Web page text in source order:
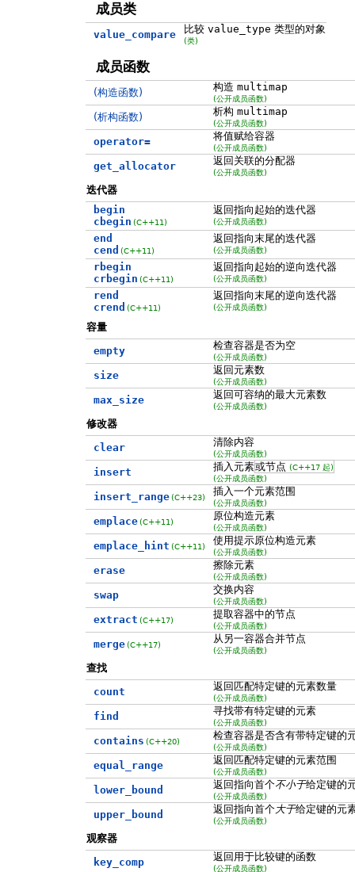
成员类
value_compare 比较 value_type 类型的对象
(类)
成员函数
(构造函数) 构造 multimap
(公开成员函数)
(析构函数) 析构 multimap
(公开成员函数)
operator= 将值赋给容器
(公开成员函数)
get_allocator 返回关联的分配器
(公开成员函数)
迭代器
begin
cbegin (C++11)
返回指向起始的迭代器
(公开成员函数)
end
cend (C++11)
返回指向末尾的迭代器
(公开成员函数)
rbegin
crbegin (C++11)
返回指向起始的逆向迭代器
(公开成员函数)
rend
crend (C++11)
返回指向末尾的逆向迭代器
(公开成员函数)
容量
empty
检查容器是否为空
(公开成员函数)
size 返回元素数
(公开成员函数)
max_size 返回可容纳的最大元素数
(公开成员函数)
修改器
clear
清除内容
(公开成员函数)
insert 插入元素或节点 (C++17 起)
(公开成员函数)
insert_range (C++23) 插入一个元素范围
(公开成员函数)
emplace (C++11) 原位构造元素
(公开成员函数)
emplace_hint (C++11) 使用提示原位构造元素
(公开成员函数)
erase 擦除元素
(公开成员函数)
swap 交换内容
(公开成员函数)
extract (C++17) 提取容器中的节点
(公开成员函数)
merge (C++17) 从另一容器合并节点
(公开成员函数)
查找
count
返回匹配特定键的元素数量
(公开成员函数)
find 寻找带有特定键的元素
(公开成员函数)
contains (C++20) 检查容器是否含有带特定键的
(公开成员函数)
equal_range 返回匹配特定键的元素范围
(公开成员函数)
lower_bound 返回指向首个不小于给定键的
(公开成员函数)
upper_bound 返回指向首个大于给定键的元
(公开成员函数)
观察器
key_comp
返回用于比较键的函数
(公开成员函数)